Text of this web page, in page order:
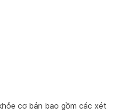
cơ bản bao gồm các xét